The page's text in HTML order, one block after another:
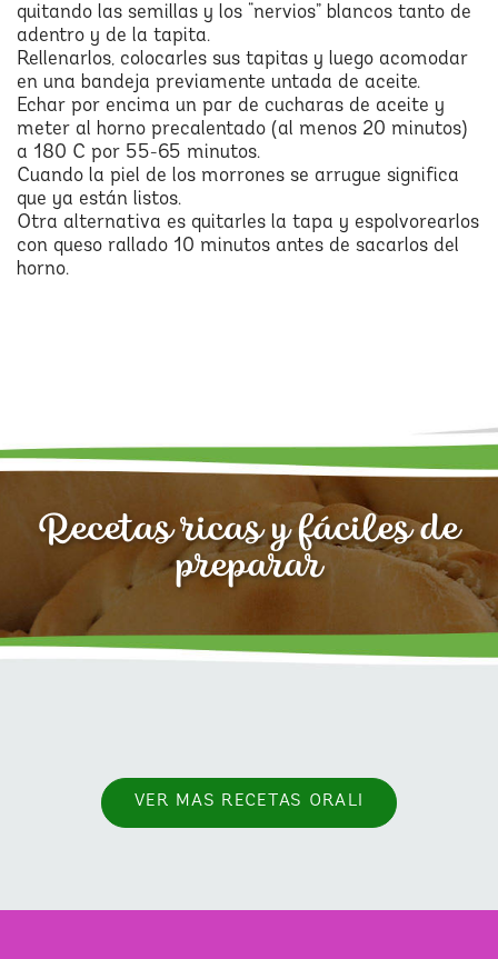
quitando las semillas y los “nervios” blancos tanto de
adentro y de la tapita.
Rellenarlos, colocarles sus tapitas y luego acomodar
en una bandeja previamente untada de aceite.
Echar por encima un par de cucharas de aceite y
meter al horno precalentado (al menos 20 minutos)
a 180 C por 55-65 minutos.
Cuando la piel de los morrones se arrugue significa
que ya están listos.
Otra alternativa es quitarles la tapa y espolvorearlos
con queso rallado 10 minutos antes de sacarlos del
horno.
Recetas ricas y fáciles de
preparar
VER MAS RECETAS ORALI